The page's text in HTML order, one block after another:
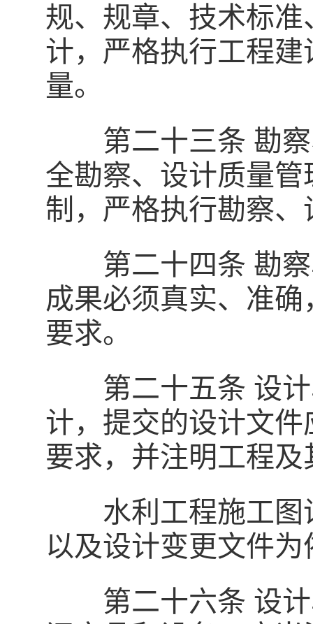
规、规章、技术标
计，严格执行工程
量。
第二十三条 勘察
全勘察、设计质量
制，严格执行勘察
第二十四条 勘察
成果必须真实、准
要求。
第二十五条 设计
计，提交的设计文
要求，并注明工程
水利工程施工图
以及设计变更文件为
第二十六条 设计